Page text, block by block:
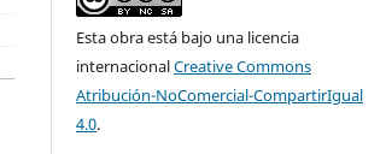
Esta obra está bajo una licencia
internacionalCreative Commons
Atribución-NoComercial-CompartirIgual
4.0.